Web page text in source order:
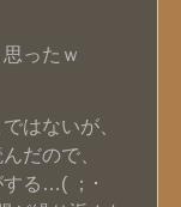
ったｗ
はないが、
だので、
する…( ；･